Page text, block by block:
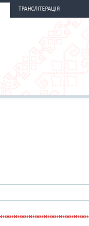
ТРАНСЛІТЕРАЦІЯ